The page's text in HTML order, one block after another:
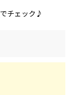
でチェック♪